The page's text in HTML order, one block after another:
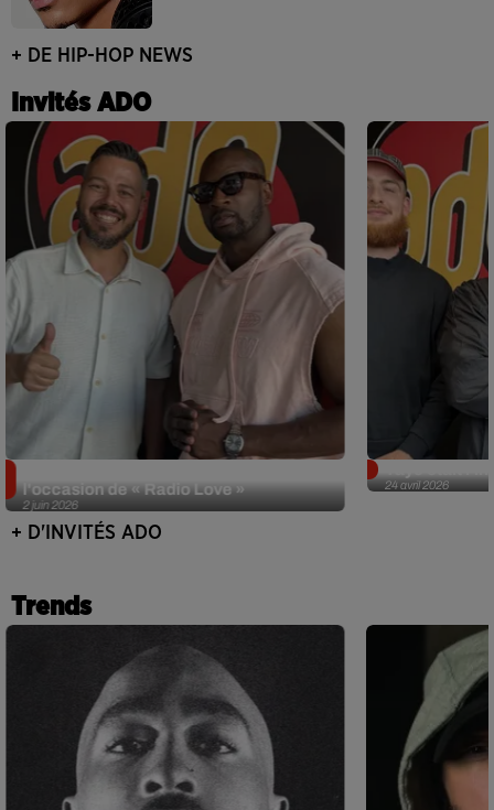
+ DE HIP-HOP NEWS
Invités ADO
2 juin 2026
l'occasion de « Radio Love »
24 avril 2026
+ D'INVITÉS ADO
Trends